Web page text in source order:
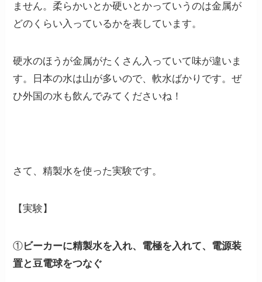
ません。柔らかいとか硬いとかっていうのは金属が
どのくらい入っているかを表しています。
硬水のほうが金属がたくさん入っていて味が違いま
す。日本の水は山が多いので、軟水ばかりです。ぜ
ひ外国の水も飲んでみてくださいね！
さて、精製水を使った実験です。
【実験】
①ビーカーに精製水を入れ、電極を入れて、電源装
置と豆電球をつなぐ